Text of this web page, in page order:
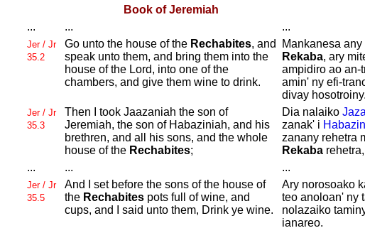
Book of Jeremiah
...
... ...
Jer / Jr
35.2
Go unto the house of the Rechabites, and
speak unto them, and bring them into the
house of the Lord, into one of the
chambers, and give them wine to drink.
Mankanesa
Rekaba, ary
ampidiro ao an-
amin' ny efi-
divay hosotroiny.
Jer / Jr
35.3
Then I took Jaazaniah the son of
Jeremiah, the son of Habaziniah, and his
brethren, and all his sons, and the whole
house of the Rechabites;
Dia nalaiko
zanak' i
zanany rehetra
Rekabarehetra,
...
... ...
Jer / Jr
35.5
And I set before the sons of the house of
the Rechabitespots full of wine, and
cups, and I said unto them, Drink ye wine.
Ary norosoako
teo anoloan' ny
nolazaiko
ianareo.